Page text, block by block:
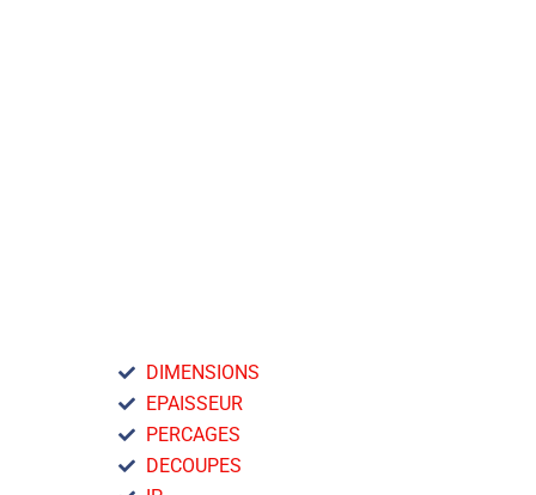
DIMENSIONS
EPAISSEUR
PERCAGES
DECOUPES